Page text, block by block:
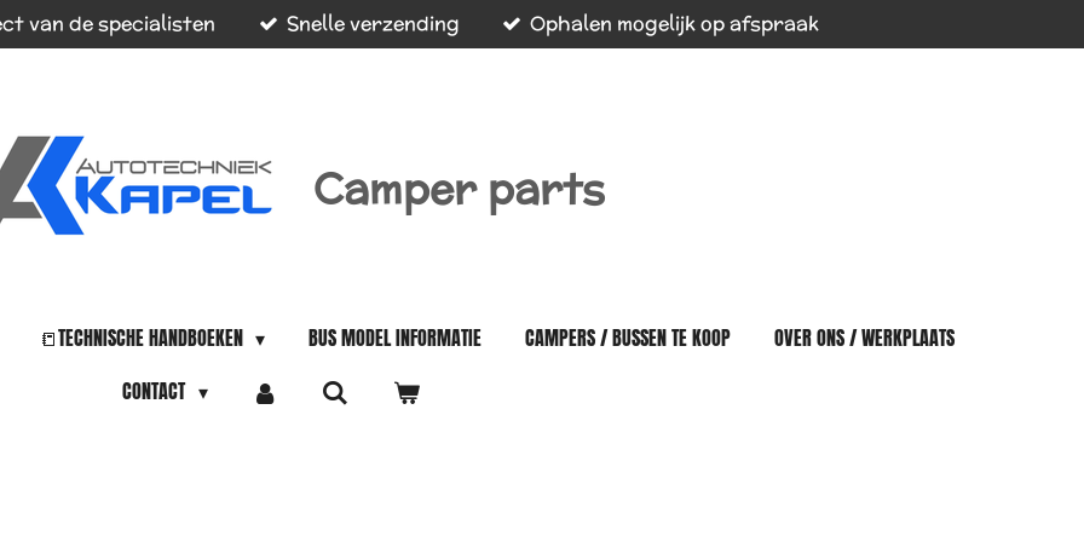
van de specialisten Snelle verzending Ophalen mogelijk op afspraak
Camper parts
📒TECHNISCHE HANDBOEKEN BUS MODEL INFORMATIE CAMPERS / BUSSEN TE KOOP
OVER ONS / WERKPLAATS
CONTACT